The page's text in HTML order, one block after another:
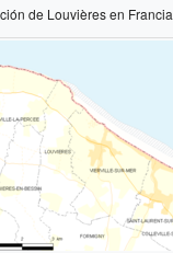
de Louvières en Francia